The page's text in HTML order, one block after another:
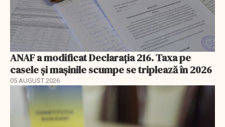
ANAF a modificat Declarația 216. Taxa pe
casele și mașinile scumpe se triplează în 2026
05 AUGUST 2026